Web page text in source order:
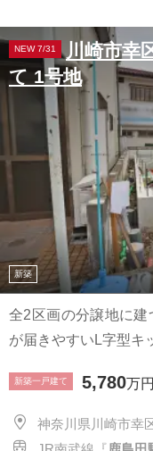
NEW 7/31
川崎市幸
て 1号地
新築
全2区画の分譲地に
が届きやすいL字型キ
新築一戸建て 5,780万円
神奈川県川崎市幸